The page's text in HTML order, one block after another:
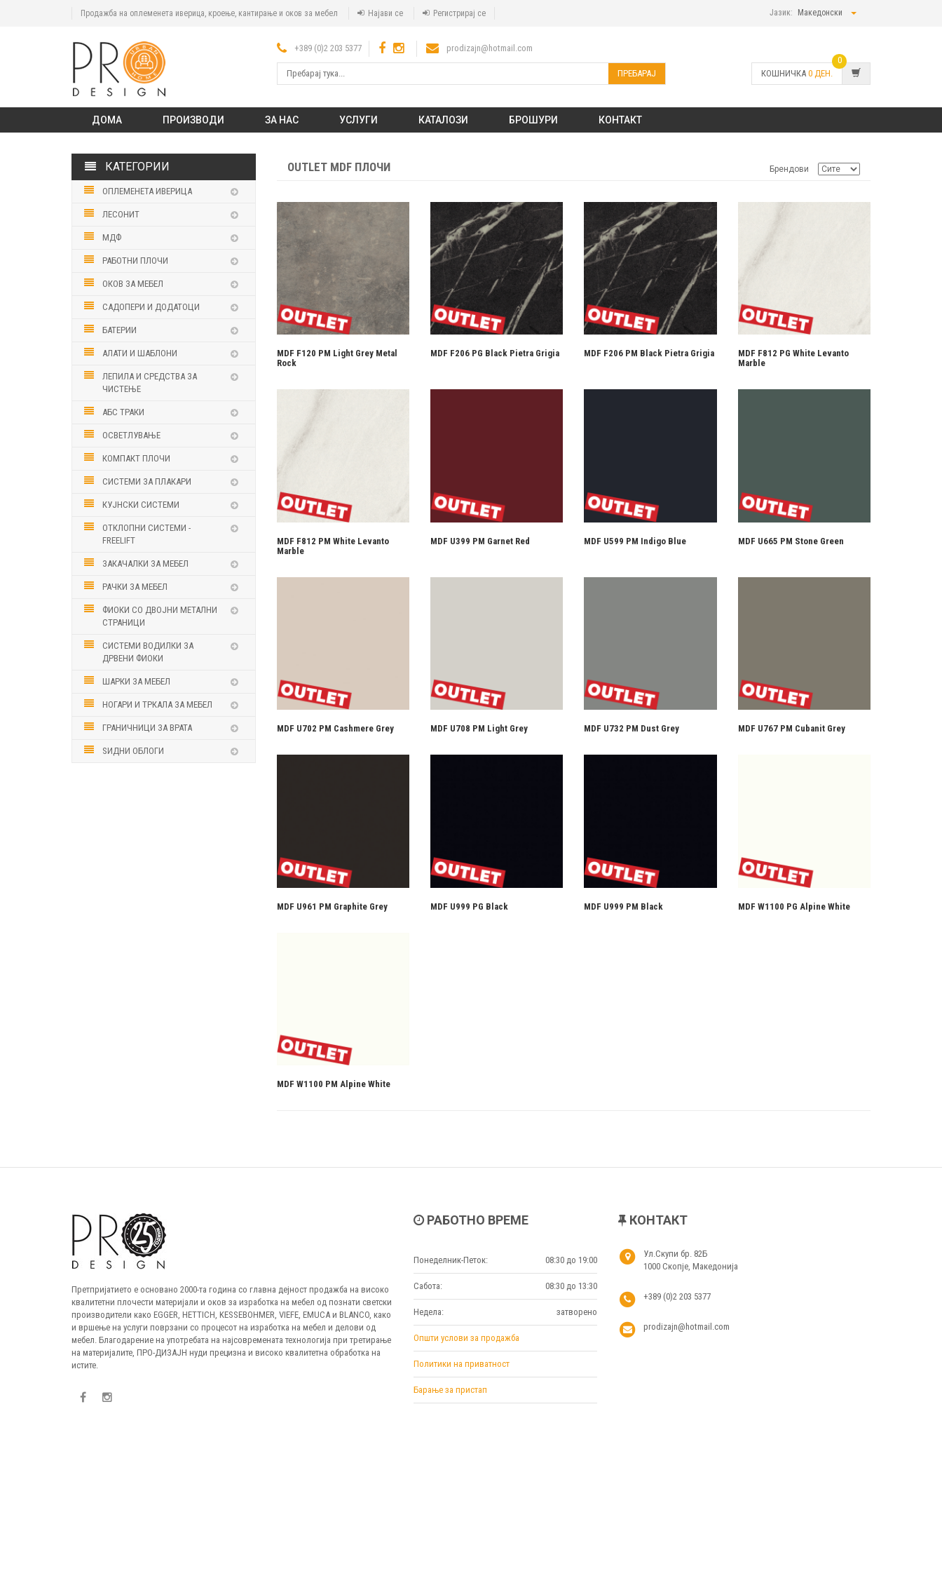
Продажба на оплеменета иверица, кроење, кантирање и оков за мебел Најави се Регистрирај се Јазик: Македонски
+389 (0)2 203 5377 prodizajn@hotmail.com
ПРЕБАРАЈ КОШНИЧКА 0 ДЕН.
0
ДОМА ПРОИЗВОДИ ЗА НАС УСЛУГИ КАТАЛОЗИ БРОШУРИ КОНТАКТ
КАТЕГОРИИ
ОПЛЕМЕНЕТА ИВЕРИЦА
ЛЕСОНИТ
МДФ
РАБОТНИ ПЛОЧИ
ОКОВ ЗА МЕБЕЛ
САДОПЕРИ И ДОДАТОЦИ
БАТЕРИИ
АЛАТИ И ШАБЛОНИ
ЛЕПИЛА И СРЕДСТВА ЗА
ЧИСТЕЊЕ
АБС ТРАКИ
ОСВЕТЛУВАЊЕ
КОМПАКТ ПЛОЧИ
СИСТЕМИ ЗА ПЛАКАРИ
КУЈНСКИ СИСТЕМИ
ОТКЛОПНИ СИСТЕМИ -
FREELIFT
ЗАКАЧАЛКИ ЗА МЕБЕЛ
РАЧКИ ЗА МЕБЕЛ
ФИОКИ СО ДВОЈНИ МЕТАЛНИ
СТРАНИЦИ
СИСТЕМИ ВОДИЛКИ ЗА
ДРВЕНИ ФИОКИ
ШАРКИ ЗА МЕБЕЛ
НОГАРИ И ТРКАЛА ЗА МЕБЕЛ
ГРАНИЧНИЦИ ЗА ВРАТА
ЅИДНИ ОБЛОГИ
OUTLET MDF ПЛОЧИ Брендови
MDF F120 PM Light Grey Metal
Rock
MDF F206 PG Black Pietra Grigia MDF F206 PM Black Pietra Grigia
MDF F812 PG White Levanto
Marble
MDF F812 PM White Levanto
Marble
MDF U399 PM Garnet Red MDF U599 PM Indigo Blue MDF U665 PM Stone Green
MDF U702 PM Cashmere Grey MDF U708 PM Light Grey MDF U732 PM Dust Grey MDF U767 PM Cubanit Grey
MDF U961 PM Graphite Grey MDF U999 PG Black MDF U999 PM Black MDF W1100 PG Alpine White
MDF W1100 PM Alpine White
Претпријатието е основано 2000-та година со главна дејност продажба на високо
квалитетни плочести материјали и оков за изработка на мебел од познати светски
производители како EGGER, HETTICH, KESSEBOHMER, VIEFE, EMUCA и BLANCO, како
и вршење на услуги поврзани со процесот на изработка на мебел и делови од
мебел. Благодарение на употребата на најсовремената технологија при третирање
на материјалите, ПРО-ДИЗАЈН нуди прецизна и високо квалитетна обработка на
истите.
РАБОТНО ВРЕМЕ
Понеделник-Петок: 08:30 до 19:00
Сабота: 08:30 до 13:30
Недела: затворено
Општи услови за продажба
Политики на приватност
Барање за пристап
КОНТАКТ
Ул.Скупи бр. 82Б
1000 Скопје, Македонија
+389 (0)2 203 5377
prodizajn@hotmail.com